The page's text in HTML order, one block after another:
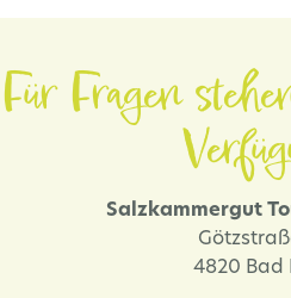
Für Fragen
Salzkammergut
4820 Bad